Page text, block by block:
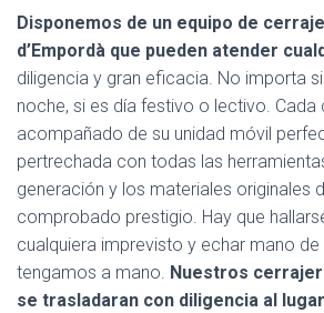
Disponemos de un equipo de
d’Empordà que pueden atender
diligencia y gran eficacia. No importa
noche, si es día festivo o lectivo. Cada
acompañado de su unidad móvil
pertrechada con todas las
generación y los materiales originales
comprobado prestigio. Hay que
cualquiera imprevisto y echar mano
tengamos a mano. Nuestros
se trasladaran con diligencia al